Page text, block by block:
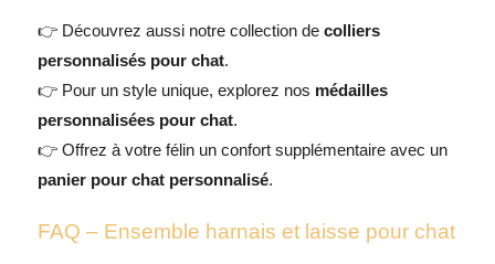
👉 Découvrez aussi notre collection de colliers
personnalisés pour chat.
👉 Pour un style unique, explorez nos médailles
personnalisées pour chat.
👉 Offrez à votre félin un confort supplémentaire avec un
panier pour chat personnalisé.
FAQ – Ensemble harnais et laisse pour chat